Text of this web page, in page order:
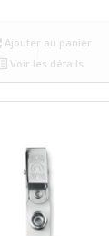
Ajouter au panier
Voir les détails